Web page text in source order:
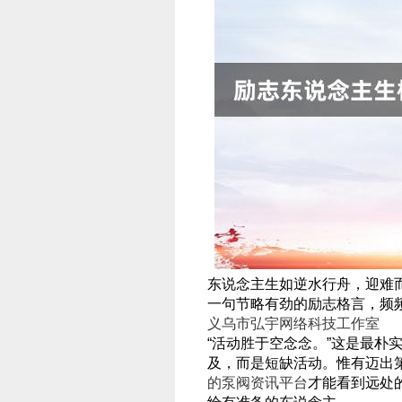
东说念主生如逆水行舟，迎难
一句节略有劲的励志格言，频
义乌市弘宇网络科技工作室
“活动胜于空念念。”这是最朴
及，而是短缺活动。惟有迈出
的泵阀资讯平台才能看到远处